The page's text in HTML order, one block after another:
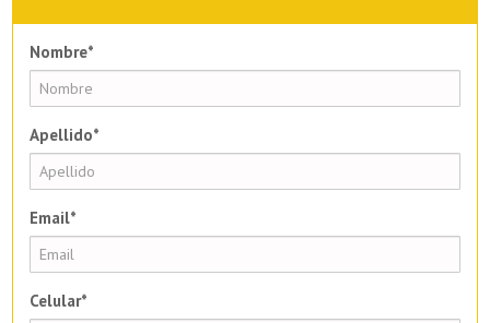
Nombre*
Apellido*
Email*
Celular*